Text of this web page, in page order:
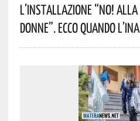
L’installazione “NO!
Donne”. Ecco Quando